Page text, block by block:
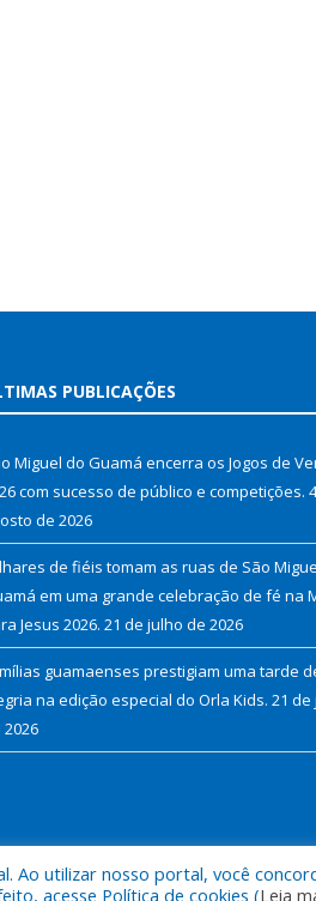
PUBLICAÇÕES
Miguel do Guamá encerra os Jogos de
com sucesso de público e competições.
de 2026
de fiéis tomam as ruas de São
em uma grande celebração de fé na
Jesus 2026. 21 de julho de 2026
guamaenses prestigiam uma tarde
na edição especial do Orla Kids. 21 de
2026
do Guamá.
Ao utilizar nosso portal, você
acesse Política de cookies (Leia